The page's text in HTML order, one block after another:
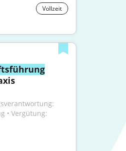
Vollzeit
• Vergütung: